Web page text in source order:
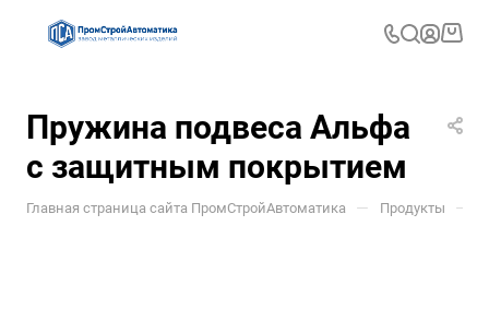
Пружина подвеса Альфа
с защитным покрытием
Главная страница сайта ПромСтройАвтоматика — Продукты —